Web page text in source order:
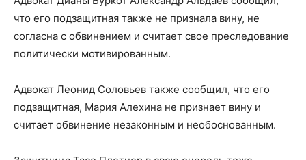
что его подзащитная также не признала вину, не
согласна с обвинением и считает свое преследование
политически мотивированным.
Адвокат Леонид Соловьев также сообщил, что его
подзащитная, Мария Алехина не признает вину и
считает обвинение незаконным и необоснованным.